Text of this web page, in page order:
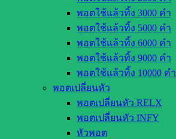
พอตใช้แล้วทิ้ง 3000 คำ
พอตใช้แล้วทิ้ง 5000 คำ
พอตใช้แล้วทิ้ง 6000 คำ
พอตใช้แล้วทิ้ง 9000 คำ
พอตใช้แล้วทิ้ง 10000 คำ
พอตเปลี่ยนหัว
พอตเปลี่ยนหัว RELX
พอตเปลี่ยนหัว INFY
หัวพอต